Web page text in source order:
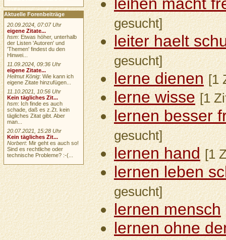
gesucht]
leiter haelt
gesucht]
lerne dienen [1
lerne wisse [1
lernen besser
gesucht]
lernen hand [1
lernen leben
gesucht]
lernen mensch
lernen ohne
Aktuelle Forenbeiträge
20.09.2024, 07:07 Uhr
eigene Zitate...
hsm: Etwas höher, unterhalb
der Listen 'Autoren' und
'Themen' findest du den
Hinwei...
11.09.2024, 09:36 Uhr
eigene Zitate...
Helmut König: Wie kann ich
eigene Zitate hinzufügen...
11.10.2021, 10:56 Uhr
Kein tägliches Zit...
hsm: Ich finde es auch
schade, daß es z.Zt. kein
tägliches Zitat gibt. Aber
man...
20.07.2021, 15:28 Uhr
Kein tägliches Zit...
Norbert: Mir geht es auch so!
Sind es rechtliche oder
technische Probleme? :-(...